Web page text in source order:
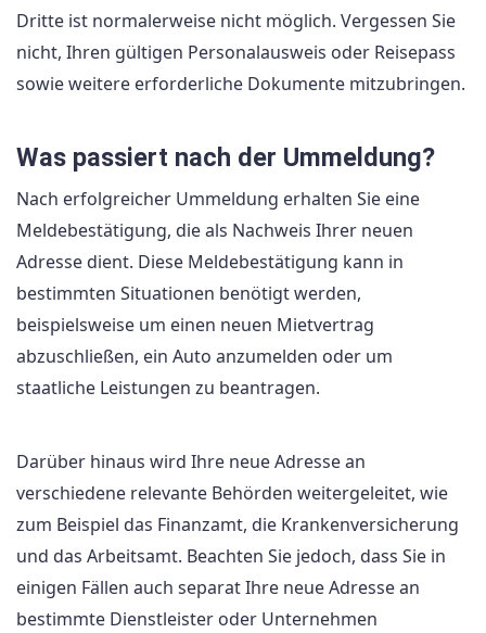
Dritte ist normalerweise nicht möglich. Vergessen Sie
nicht, Ihren gültigen Personalausweis oder Reisepass
sowie weitere erforderliche Dokumente mitzubringen.
Was passiert nach der Ummeldung?
Nach erfolgreicher Ummeldung erhalten Sie eine
Meldebestätigung, die als Nachweis Ihrer neuen
Adresse dient. Diese Meldebestätigung kann in
bestimmten Situationen benötigt werden,
beispielsweise um einen neuen Mietvertrag
abzuschließen, ein Auto anzumelden oder um
staatliche Leistungen zu beantragen.
Darüber hinaus wird Ihre neue Adresse an
verschiedene relevante Behörden weitergeleitet, wie
zum Beispiel das Finanzamt, die Krankenversicherung
und das Arbeitsamt. Beachten Sie jedoch, dass Sie in
einigen Fällen auch separat Ihre neue Adresse an
bestimmte Dienstleister oder Unternehmen